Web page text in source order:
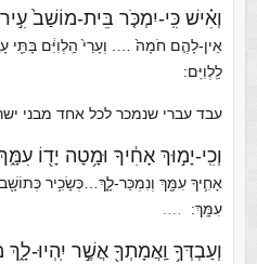
וְאִ֗ישׁ כִּֽי-יִמְכֹּ֤ר בֵּית-מוֹשַׁב֙
אֵין-לָהֶ֤ם חֹמָה֙ …. וְעָרֵי֙ הַֽלְוִיִּ֔ם בָּתֵּ֖י
לַֽלְוִיִּֽם:
עבד עברי שנמכר לכל אחד מבני
וְכִֽי-יָמ֣וּךְ אָחִ֔יךָ וּמָ֥טָה יָד֖וֹ
אָחִ֛יךָ עִמָּ֖ךְ וְנִמְכַּר-לָ֑ךְ…כְּשָׂכִ֥יר
עִמָּֽךְ:
וְעַבְדְּךָ֥ וַֽאֲמָתְךָ֖ אֲשֶׁ֣ר יִֽהְיוּ-